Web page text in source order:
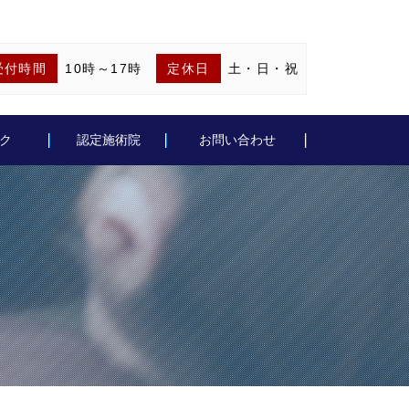
付時間 10時～17時 定休日 土・日・祝
認定施術院 お問い合わせ